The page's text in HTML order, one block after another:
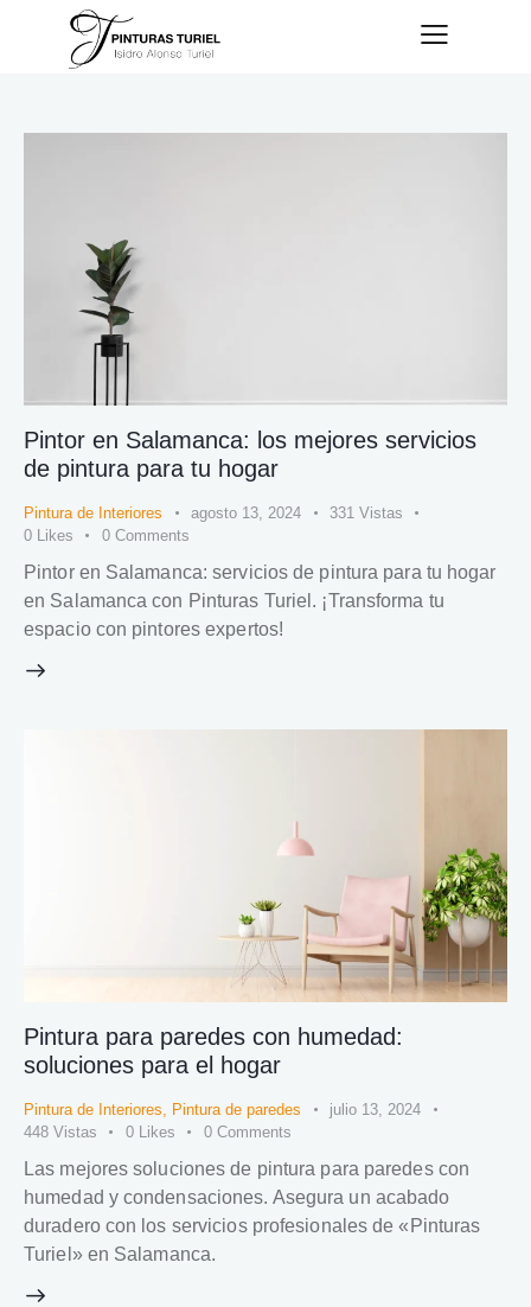
Pintor en Salamanca: los mejores servicios
de pintura para tu hogar
Pintura de Interiores agosto 13, 2024 331 Vistas
0 Likes 0 Comments
Pintor en Salamanca: servicios de pintura para tu hogar
en Salamanca con Pinturas Turiel. ¡Transforma tu
espacio con pintores expertos!
Pintura para paredes con humedad:
soluciones para el hogar
Pintura de Interiores, Pintura de paredes
julio 13, 2024
448 Vistas 0 Likes 0 Comments
Las mejores soluciones de pintura para paredes con
humedad y condensaciones. Asegura un acabado
duradero con los servicios profesionales de «Pinturas
Turiel» en Salamanca.